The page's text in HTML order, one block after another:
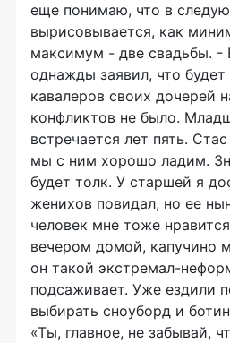
еще понимаю, что в
вырисовывается, как
максимум - две свадьбы. -
однажды заявил, что будет
кавалеров своих дочерей
конфликтов не было.
встречается лет пять.
мы с ним хорошо ладим.
будет толк. У старшей я
женихов повидал, но ее
человек мне тоже
вечером домой, капучино
он такой экстремал-
подсаживает. Уже ездили
выбирать сноуборд и
«Ты, главное, не забывай,